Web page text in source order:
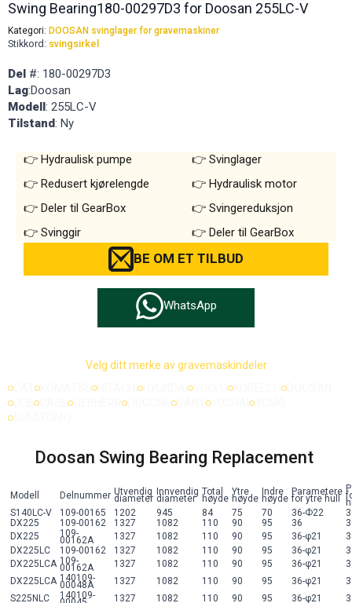
Swing Bearing180-00297D3 for Doosan 255LC-V
Kategori: DOOSAN svinglager for gravemaskiner
Stikkord: svingsirkel
Del #: 180-00297D3
Lag:Doosan
Modell: 255LC-V
Tilstand: Ny
Hydraulisk pumpe
Redusert kjørelengde
Deler til GearBox
Svinggir
Svinglager
Hydraulisk motor
Svingereduksjon
Deler til GearBox
BE OM ET TILBUD
WhatsApp
Velg ditt merke av gravemaskindeler
Doosan Swing Bearing Replacement
Modell Delnummer Utvendig
diameter
Innvendig
diameter
Total
høyde
Ytre
høyde
Indre
høyde
Parametere
for ytre hull
S140LC-V
109-00165 1202 945 84 75 70 36-Ф22
DX225
109-00162 1327 1082 110 90 95 36
DX225
109-
00162A 1327 1082 110 90 95 36-φ21
DX225LC
109-00162 1327 1082 110 90 95 36-φ21
DX225LCA 109-
00162A 1327 1082 110 90 95 36-φ21
DX225LCA 140109-
00048A 1327 1082 110 90 95 36-φ21
S225NLC
140109- 1327 1082 110 90 95 36-φ21